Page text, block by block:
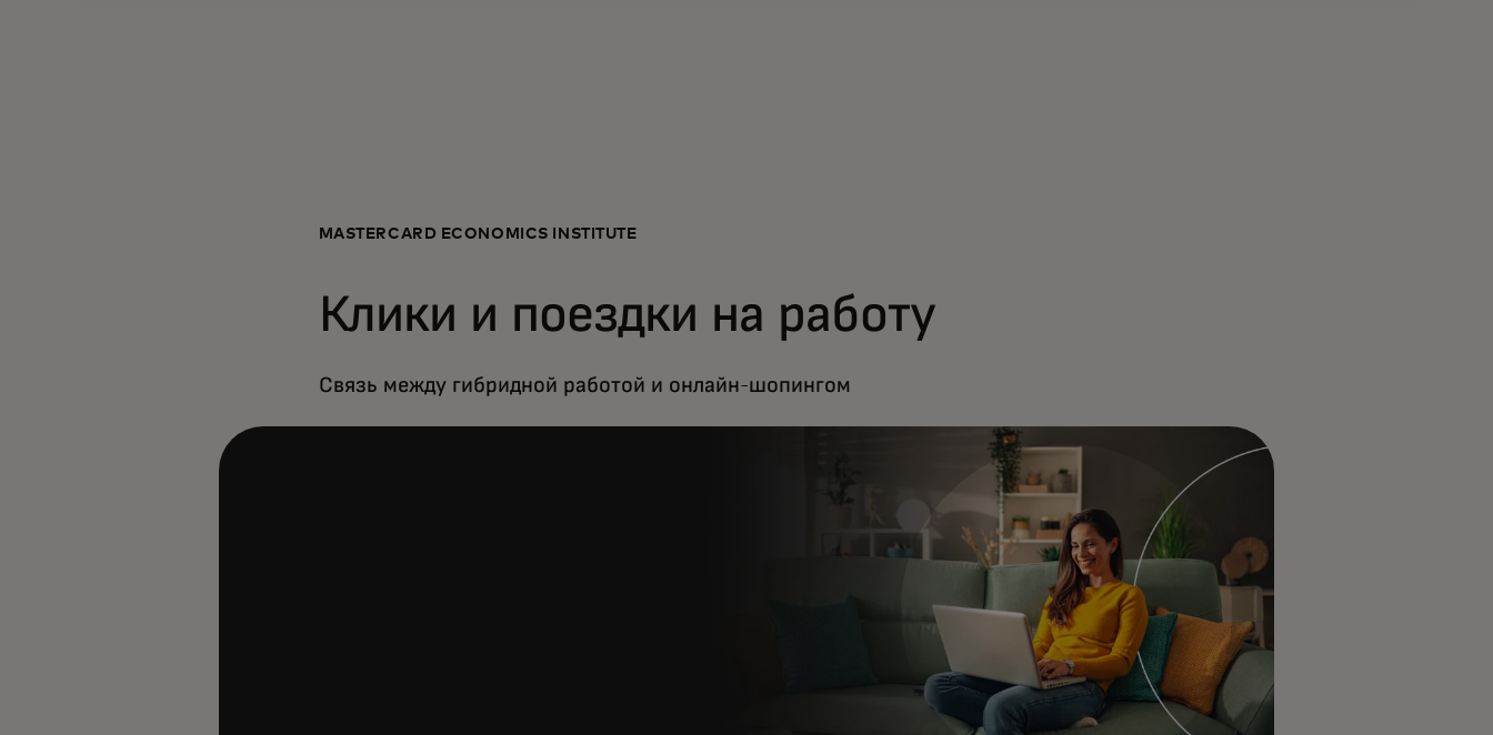
MASTERCARD ECONOMICS INSTITUTE
Клики и поездки на работу
Связь между гибридной работой и онлайн-шопингом